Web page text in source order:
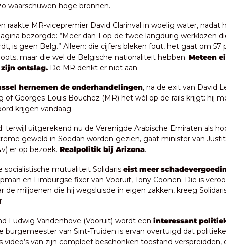
waarschuwen hoge bronnen.
raakte MR-vicepremier David Clarinval in woelig water, nadat
bezorgde: “Meer dan 1 op de twee langdurig werklozen
is geen Belg.” Alleen: die cijfers bleken fout, het gaat om
maar die wel de Belgische nationaliteit hebben. Meteen
ontslag. De MR denkt er niet aan.
hernemen de onderhandelingen, na de exit van David
of Georges-Louis Bouchez (MR) het wél op de rails krijgt: hij
krijgen vandaag.
terwijl uitgerekend nu de Verenigde Arabische Emiraten als
geweld in Soedan worden gezien, gaat minister van
er op bezoek. Realpolitik bij Arizona.
socialistische mutualiteit Solidaris eist meer
en Limburgse fixer van Vooruit, Tony Coonen. Die is
de miljoenen die hij wegsluisde in eigen zakken, kreeg
Ludwig Vandenhove (Vooruit) wordt een interessant
burgemeester van Sint-Truiden is ervan overtuigd dat politieke
video’s van zijn compleet beschonken toestand verspreidden,